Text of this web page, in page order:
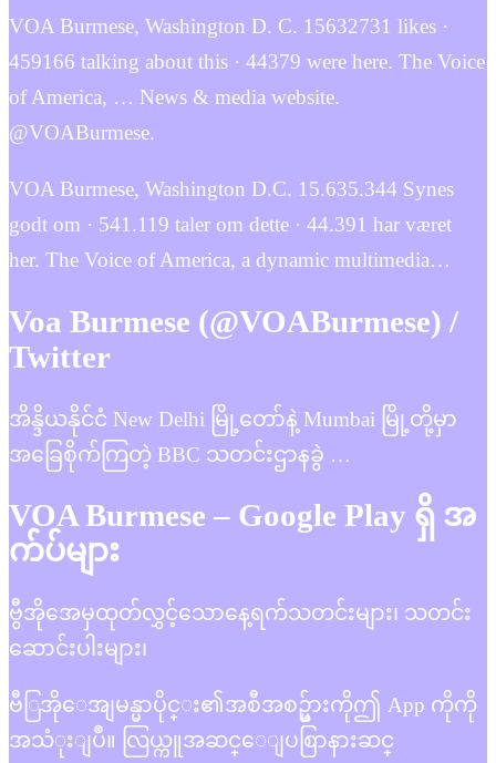
VOA Burmese, Washington D. C. 15632731 likes ·
459166 talking about this · 44379 were here. The Voice
of America, … News & media website.
@VOABurmese.
VOA Burmese, Washington D.C. 15.635.344 Synes
godt om · 541.119 taler om dette · 44.391 har været
her. The Voice of America, a dynamic multimedia…
Voa Burmese (@VOABurmese) /
Twitter
အိန္ဒိယနိုင်ငံ New Delhi မြို့တော်နဲ့ Mumbai မြို့တို့မှာ
အခြေစိုက်ကြတဲ့ BBC သတင်းဌာနခွဲ …
VOA Burmese – Google Play ရှိ အ
က်ပ်များ
ဗွီအိုအေမှထုတ်လွှင့်သောနေ့ရက်သတင်းများ၊ သတင်း
ဆောင်းပါးများ၊
ဗီြအိုေအျမန္မာပိုင္း၏အစီအစဥ္မ်ားကိုဤ App ကိုကို
အသံုးျပဳ။ လြယ္ကူအဆင္ေျပစြာနားဆင္